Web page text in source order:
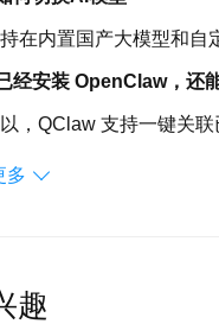
内置国产大模型和自定
经安装 OpenClaw，还
QClaw 支持一键关联
怎么绑定微信，绑
门在外、不在同一网络
多
趣